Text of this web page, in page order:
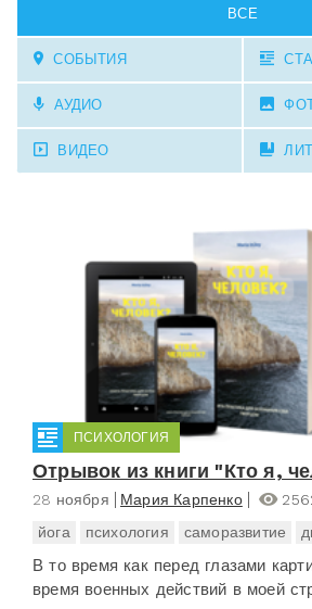
ВСЕ
СОБЫТИЯ
АУДИО
ВИДЕО
ПСИХОЛОГИЯ
Отрывок из книги "Кто я,
28 ноября Мария Карпенко
йога
психология саморазвитие
В то время как перед глазами
время военных действий в моей